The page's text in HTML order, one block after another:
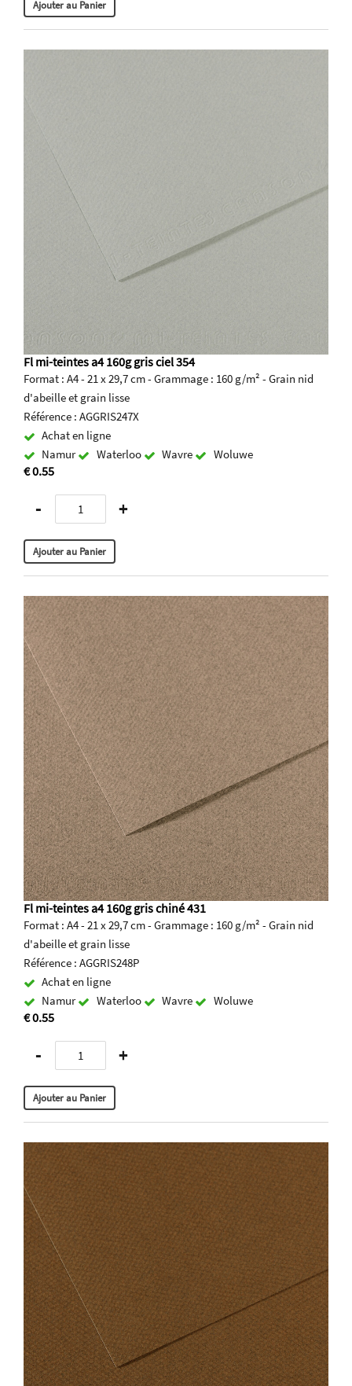
Fl mi-teintes a4 160g gris ciel 354
Format : A4 - 21 x 29,7 cm - Grammage : 160 g/m² - Grain nid
d'abeille et grain lisse
Référence : AGGRIS247X
Achat en ligne
Namur
Waterloo Wavre Woluwe
€ 0.55
- +
Fl mi-teintes a4 160g gris chiné 431
Format : A4 - 21 x 29,7 cm - Grammage : 160 g/m² - Grain nid
d'abeille et grain lisse
Référence : AGGRIS248P
Achat en ligne
Namur
Waterloo Wavre Woluwe
€ 0.55
- +